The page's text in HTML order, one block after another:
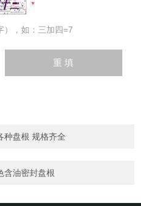
），如：三加四=7
种盘根 规格齐全
含油密封盘根